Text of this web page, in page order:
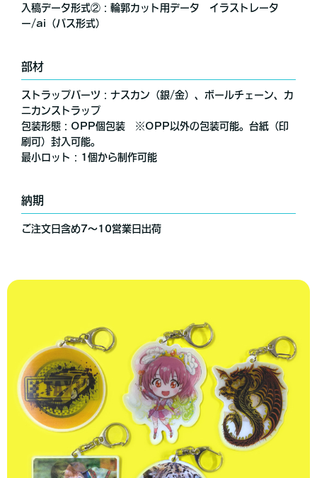
入稿データ形式②：輪郭カット用データ イラストレータ
ー/ai（パス形式）
部材
ストラップパーツ：ナスカン（銀/金）、ボールチェーン、カ
ニカンストラップ
包装形態：OPP個包装 ※OPP以外の包装可能。台紙（印
刷可）封入可能。
最小ロット：1個から制作可能
納期
ご注文日含め7～10営業日出荷